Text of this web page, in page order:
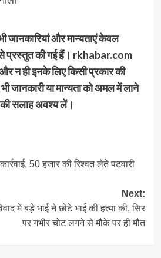
जानकारियां और मान्यताएं केवल
से प्रस्तुत की गई हैं। rkhabar.com
न ही इनके लिए किसी प्रकार की
जानकारी या मान्यता को अमल में लाने
सलाह अवश्य लें।
50 हजार की रिश्वत लेते पटवारी
Next:
में बड़े भाई ने छोटे भाई की हत्या की, सिर
पर गंभीर चोट लगने से मौके पर ही मौत